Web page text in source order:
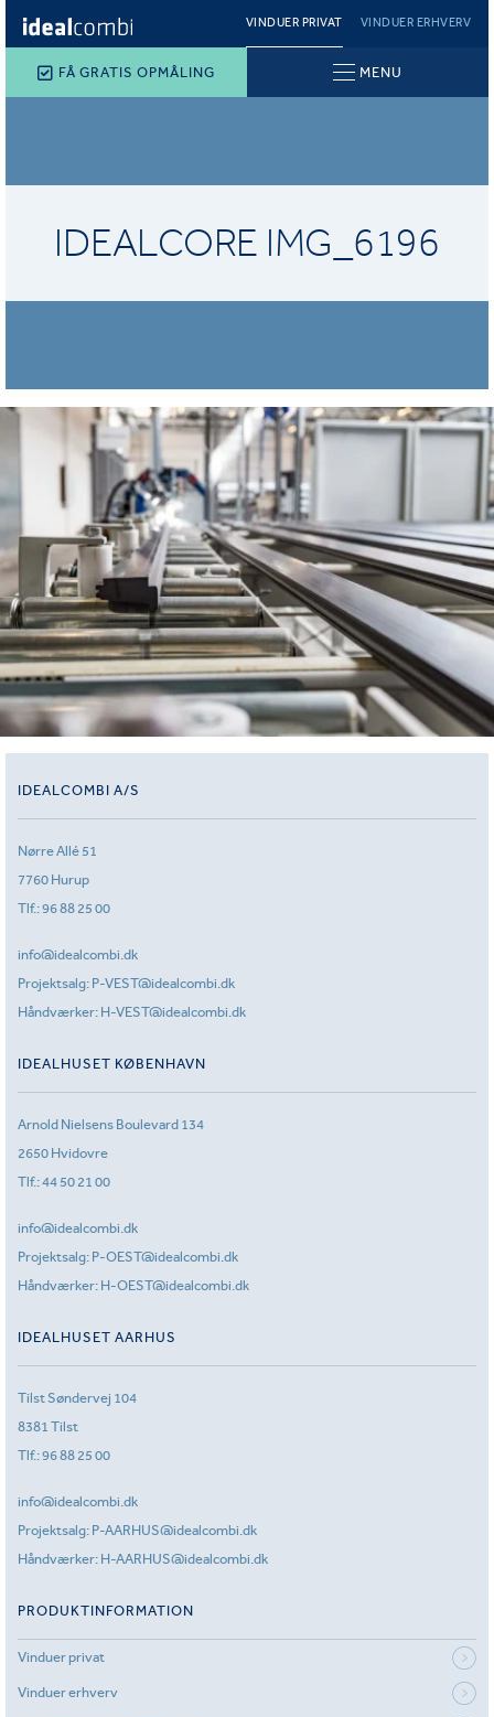
VINDUER PRIVAT VINDUER ERHVERV
FÅ GRATIS OPMÅLING MENU
IDEALCORE IMG_6196
IDEALCOMBI A/S
Nørre Allé 51
7760 Hurup
Tlf.:96 88 25 00
info@idealcombi.dk
Projektsalg: P-VEST@idealcombi.dk
Håndværker: H-VEST@idealcombi.dk
IDEALHUSET KØBENHAVN
Arnold Nielsens Boulevard 134
2650 Hvidovre
Tlf.:44 50 21 00
info@idealcombi.dk
Projektsalg: P-OEST@idealcombi.dk
Håndværker: H-OEST@idealcombi.dk
IDEALHUSET AARHUS
Tilst Søndervej 104
8381 Tilst
Tlf.:96 88 25 00
info@idealcombi.dk
Projektsalg: P-AARHUS@idealcombi.dk
Håndværker: H-AARHUS@idealcombi.dk
PRODUKTINFORMATION
Vinduer privat
Vinduer erhverv